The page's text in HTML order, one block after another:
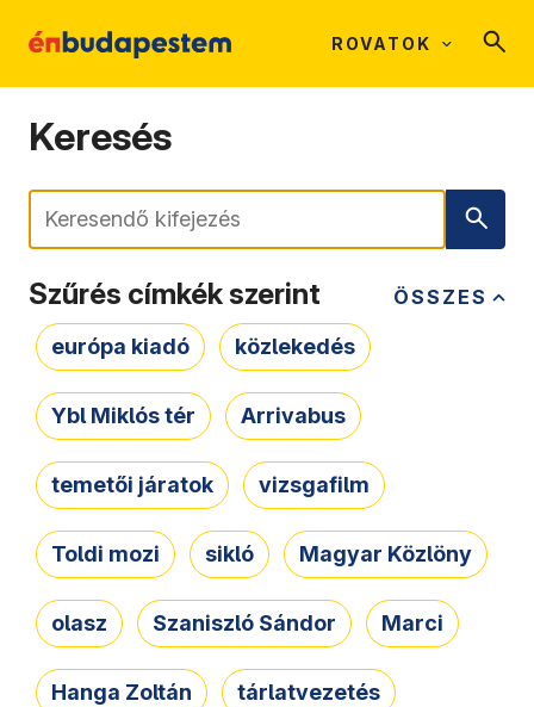
ROVATOK
Keresés
Keresés
ÖSSZES
Szűrés címkék szerint
európa kiadó közlekedés
Ybl Miklós tér Arrivabus
temetői járatok vizsgafilm
Toldi mozi sikló Magyar Közlöny
olasz Szaniszló Sándor Marci
Hanga Zoltán tárlatvezetés